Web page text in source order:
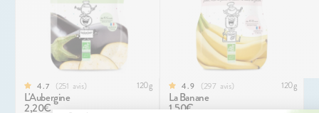
4.7 251 avis 120g
L'Aubergine
2,20€
4.9 297 avis 120g
La Banane
1,50€